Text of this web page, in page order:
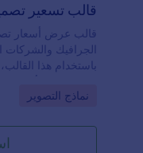
قالب تسعير
قالب عرض أسعار
الجرافيك
باستخدام هذا
تلقائيًا
يمكن إرسالها
المراجعة. لتعديل
Go to Category:
نماذج التصوير